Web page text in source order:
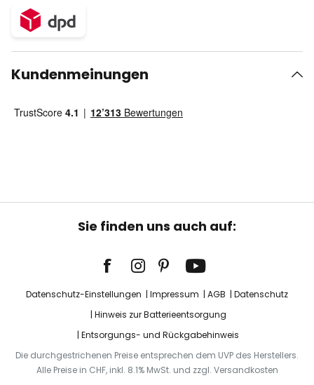
Kundenmeinungen
Sie finden uns auch auf:
Datenschutz-Einstellungen Impressum AGB
Datenschutz
Hinweis zur Batterieentsorgung
Entsorgungs- und Rückgabehinweis
Die durchgestrichenen Preise entsprechen dem UVP des Herstellers.
Alle Preise in CHF, inkl. 8.1% MwSt. und zzgl. Versandkosten